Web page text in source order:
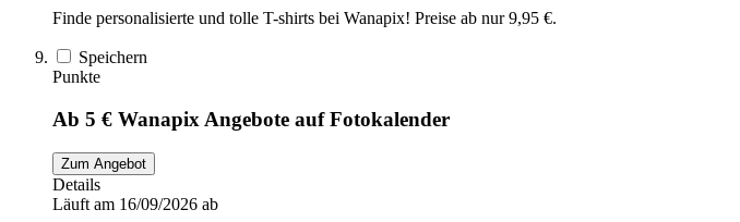
Finde personalisierte und tolle T-shirts bei Wanapix! Preise ab nur 9,95 €.
Speichern
Punkte
Ab 5 € Wanapix Angebote auf Fotokalender
Zum Angebot
Details
Läuft am 16/09/2026 ab